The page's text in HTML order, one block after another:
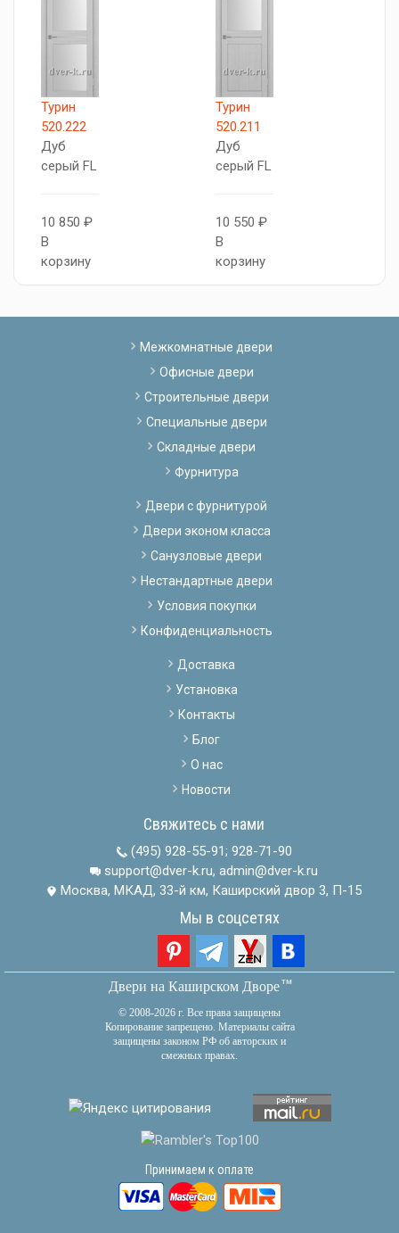
Турин
520.222
Дуб
серый FL
10 850 ₽
В
корзину
Турин
520.211
Дуб
серый FL
10 550 ₽
В
корзину
Межкомнатные двери
Офисные двери
Строительные двери
Специальные двери
Складные двери
Фурнитура
Двери с фурнитурой
Двери эконом класса
Санузловые двери
Нестандартные двери
Условия покупки
Конфиденциальность
Доставка
Установка
Контакты
Блог
О нас
Новости
Свяжитесь с нами
(495) 928-55-91; 928-71-90
support@dver-k.ru, admin@dver-k.ru
Москва, МКАД, 33-й км, Каширский двор 3, П-15
Мы в соцсетях
Двери на Каширском Дворетм
© 2008-2026 г. Все права защищены
Копирование запрещено. Материалы сайта
защищены законом РФ об авторских и
смежных правах.
Принимаем к оплате